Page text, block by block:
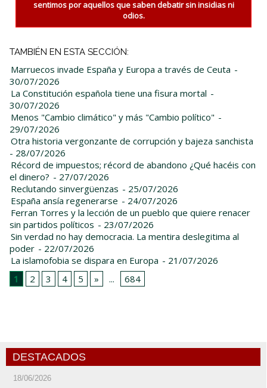
sentimos por aquellos que saben debatir sin insidias ni
odios.
TAMBIÉN EN ESTA SECCIÓN:
Marruecos invade España y Europa a través de Ceuta -
30/07/2026
La Constitución española tiene una fisura mortal -
30/07/2026
Menos "Cambio climático" y más "Cambio político" -
29/07/2026
Otra historia vergonzante de corrupción y bajeza sanchista
- 28/07/2026
Récord de impuestos; récord de abandono ¿Qué hacéis con
el dinero? - 27/07/2026
Reclutando sinvergüenzas - 25/07/2026
España ansía regenerarse - 24/07/2026
Ferran Torres y la lección de un pueblo que quiere renacer
sin partidos políticos - 23/07/2026
Sin verdad no hay democracia. La mentira deslegitima al
poder - 22/07/2026
La islamofobia se dispara en Europa - 21/07/2026
1
2 3 4 5 » ... 684
DESTACADOS
18/06/2026